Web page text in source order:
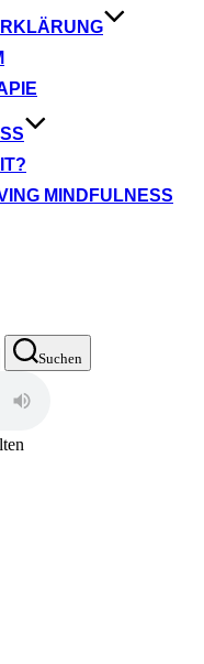
MINDFULNESS
Suchen